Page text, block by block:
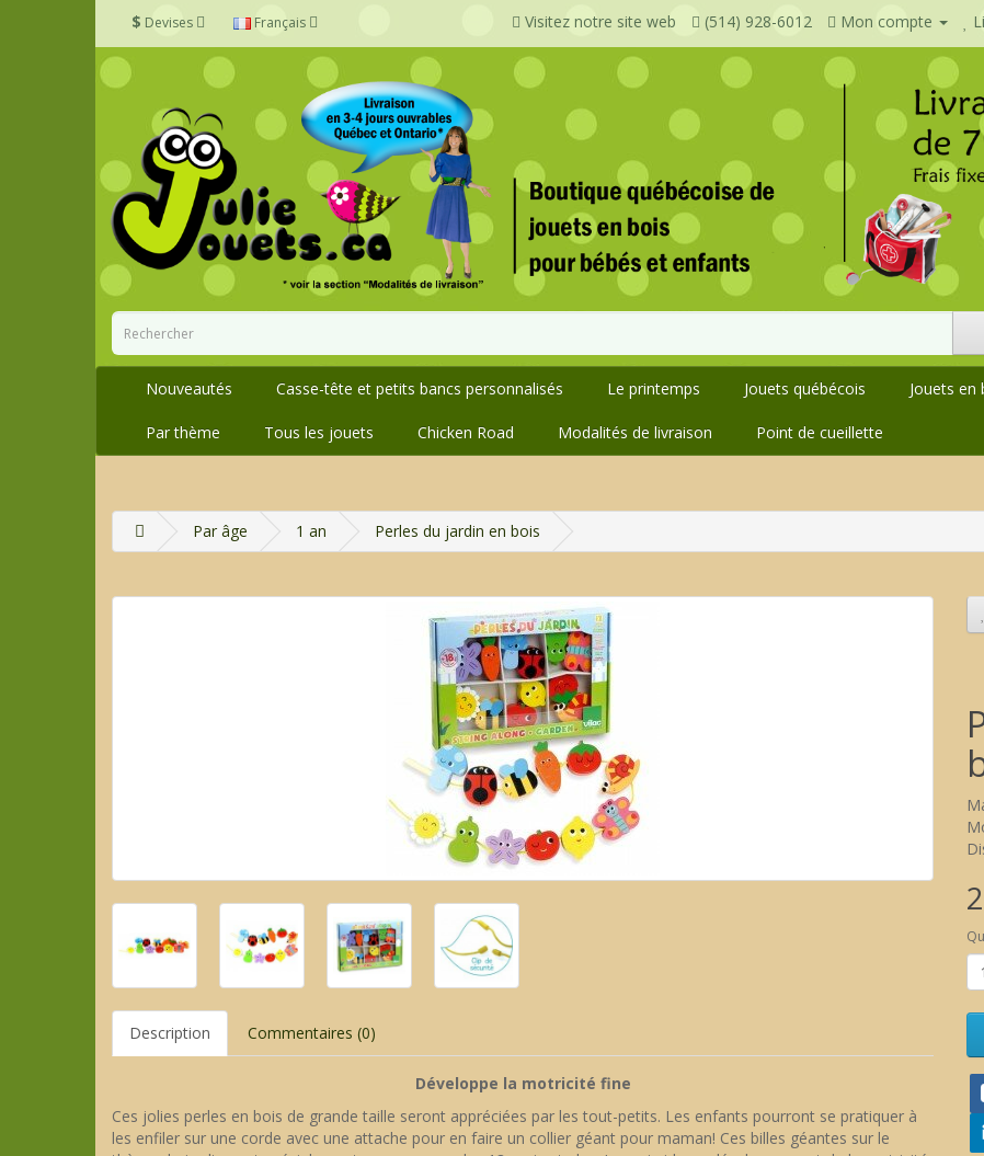
$ Devises Français Visitez notre site web (514) 928-6012 Mon compte
Nouveautés Casse-tête et petits bancs personnalisés Le printemps Jouets québécois Jouets en
Par thème Tous les jouets Chicken Road Modalités de livraison Point de cueillette
Par âge 1 an Perles du jardin en bois
Description Commentaires (0)
Développe la motricité fine
Ces jolies perles en bois de grande taille seront appréciées par les tout-petits. Les enfants pourront se pratiquer à
les enfiler sur une corde avec une attache pour en faire un collier géant pour maman! Ces billes géantes sur le